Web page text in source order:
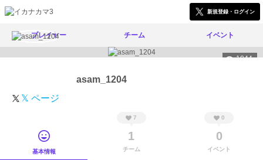
新規登録・ログイン
プレイヤー チーム イベント
1044
asam_1204
𝕏 ページ
基本情報
7
1
チーム
0
0
イベント